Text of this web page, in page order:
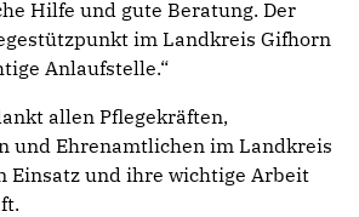
Hilfe und gute Beratung. Der
im Landkreis Gifhorn
Anlaufstelle.“
allen Pflegekräften,
und Ehrenamtlichen im Landkreis
Einsatz und ihre wichtige Arbeit